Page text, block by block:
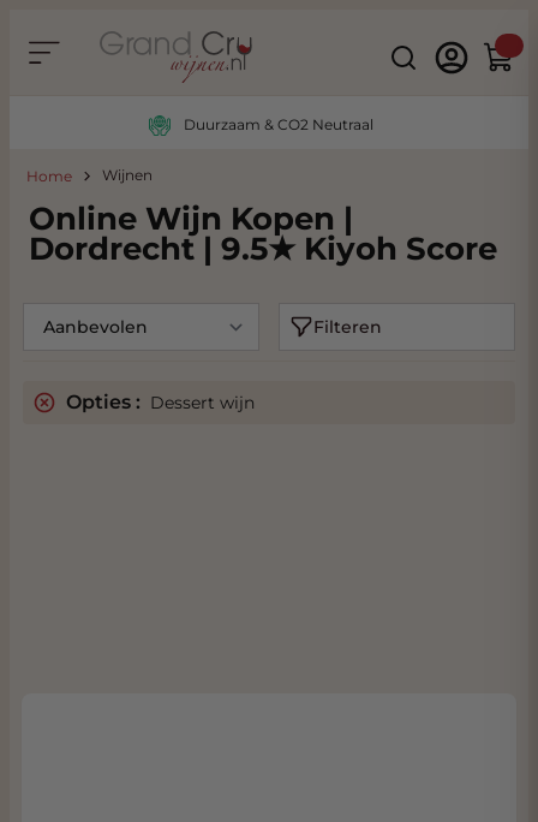
Search
Duurzaam & CO2 Neutraal
Home Wijnen
Online Wijn Kopen |
Dordrecht | 9.5★ Kiyoh Score
Filteren
Opties : Dessert wijn